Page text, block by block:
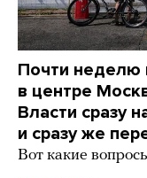
Почти неделю
в центре
Власти сразу
и сразу же
Вот какие